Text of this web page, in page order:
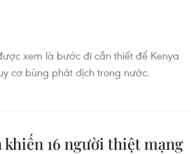
xem là bước đi cần thiết để Kenya
cơ bùng phát dịch trong nước.
16 người thiệt mạng